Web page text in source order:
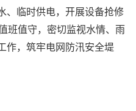
、临时供电，开展设备抢修
班值守，密切监视水情、雨
作，筑牢电网防汛安全堤